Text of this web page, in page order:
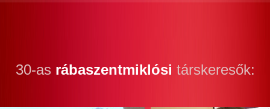
30-as rábaszentmiklósi társkeresők: